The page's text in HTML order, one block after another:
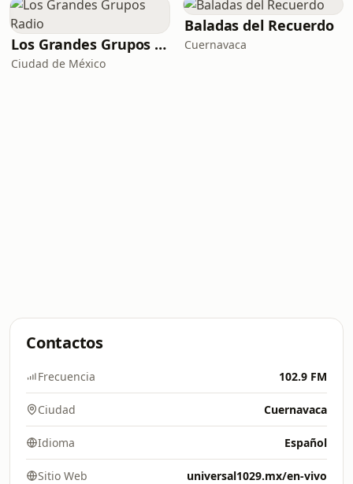
Los Grandes Grupos Radio
Ciudad de México
Baladas del Recuerdo
Cuernavaca
Contactos
Frecuencia 102.9 FM
Ciudad Cuernavaca
Idioma Español
Sitio Web universal1029.mx/en-vivo